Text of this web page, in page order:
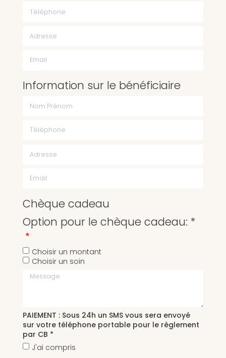
Information sur le bénéficiaire
Chèque cadeau
Option pour le chèque cadeau: *
Choisir un montant
Choisir un soin
Message
PAIEMENT : Sous 24h un SMS vous sera envoyé
sur votre téléphone portable pour le règlement
par CB *
J'ai compris